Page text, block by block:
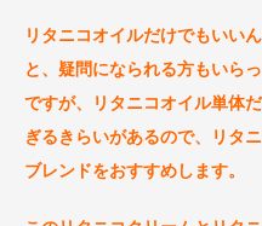
リタニコオイルだけでもいい
と、疑問になられる方もいら
ですが、リタニコオイル単体
ぎるきらいがあるので、リタ
ブレンドをおすすめします。